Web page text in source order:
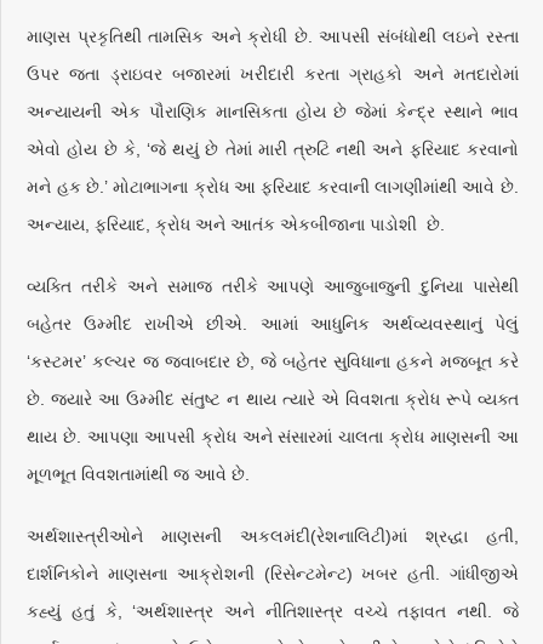
માણસ પ્રકૃતિથી તામસિક અને ક્રોધી છે. આપસી સંબંધોથી લઇને રસ્તા
ઉપર જતા ડ્રાઇવર બજારમાં ખરીદારી કરતા ગ્રાહકો અને મતદારોમાં
અન્યાયની એક પૌરાણિક માનસિકતા હોય છે જેમાં કેન્દ્ર સ્થાને ભાવ
એવો હોય છે કે, ‘જે થયું છે તેમાં મારી ત્રુટિ નથી અને ફરિયાદ કરવાનો
મને હક છે.’ મોટાભાગના ક્રોધ આ ફરિયાદ કરવાની લાગણીમાંથી આવે છે.
અન્યાય, ફરિયાદ, ક્રોધ અને આતંક એકબીજાના પાડોશી છે.
વ્યક્તિ તરીકે અને સમાજ તરીકે આપણે આજુબાજુની દુનિયા પાસેથી
બહેતર ઉમ્મીદ રાખીએ છીએ. આમાં આધુનિક અર્થવ્યવસ્થાનું પેલું
‘કસ્ટમર’ કલ્ચર જ જવાબદાર છે, જે બહેતર સુવિધાના હકને મજબૂત કરે
છે. જ્યારે આ ઉમ્મીદ સંતુષ્ટ ન થાય ત્યારે એ વિવશતા ક્રોધ રૂપે વ્યક્ત
થાય છે. આપણા આપસી ક્રોધ અને સંસારમાં ચાલતા ક્રોધ માણસની આ
મૂળભૂત વિવશતામાંથી જ આવે છે.
અર્થશાસ્ત્રીઓને માણસની અકલમંદી(રેશનાલિટી)માં શ્રદ્ધા હતી,
દાર્શનિકોને માણસના આક્રોશની (રિસેન્ટમેન્ટ) ખબર હતી. ગાંધીજીએ
કહ્યું હતું કે, ‘અર્થશાસ્ત્ર અને નીતિશાસ્ત્ર વચ્ચે તફાવત નથી. જે